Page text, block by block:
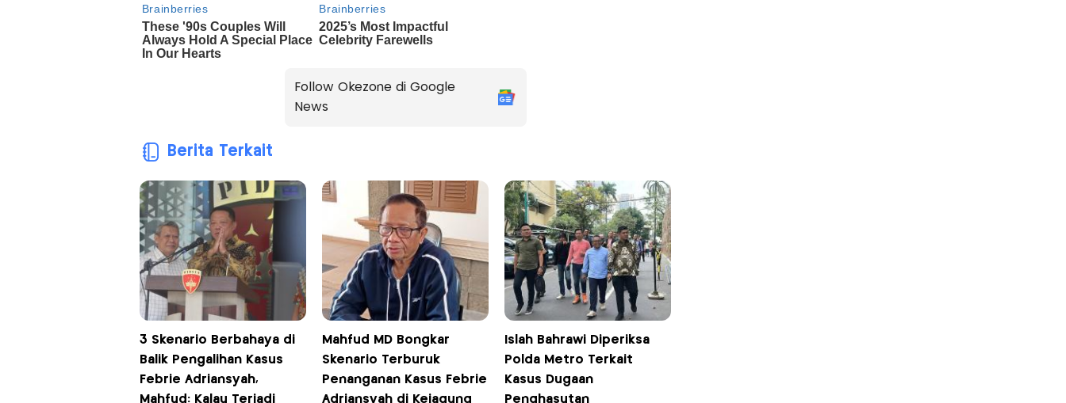
Follow Okezone di Google
News
Berita Terkait
3 Skenario Berbahaya di
Balik Pengalihan Kasus
Febrie Adriansyah,
Mahfud: Kalau Terjadi
Mahfud MD Bongkar
Skenario Terburuk
Penanganan Kasus Febrie
Adriansyah di Kejagung
Islah Bahrawi Diperiksa
Polda Metro Terkait
Kasus Dugaan
Penghasutan